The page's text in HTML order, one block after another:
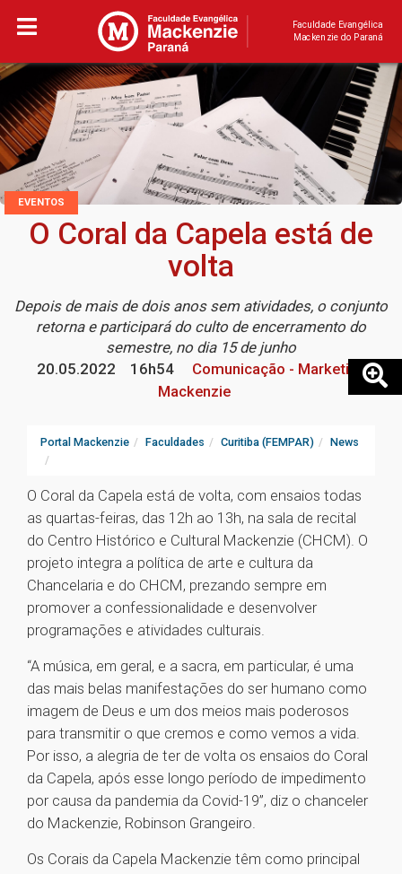
Faculdade Evangélica
Mackenzie do Paraná
EVENTOS
O Coral da Capela está de
volta
Depois de mais de dois anos sem atividades, o conjunto
retorna e participará do culto de encerramento do
semestre, no dia 15 de junho
20.05.2022
16h54
Comunicação - Marketing
Mackenzie
Portal Mackenzie Faculdades Curitiba (FEMPAR) News
O Coral da Capela está de volta, com ensaios todas
as quartas-feiras, das 12h ao 13h, na sala de recital
do Centro Histórico e Cultural Mackenzie (CHCM). O
projeto integra a política de arte e cultura da
Chancelaria e do CHCM, prezando sempre em
promover a confessionalidade e desenvolver
programações e atividades culturais.
“A música, em geral, e a sacra, em particular, é uma
das mais belas manifestações do ser humano como
imagem de Deus e um dos meios mais poderosos
para transmitir o que cremos e como vemos a vida.
Por isso, a alegria de ter de volta os ensaios do Coral
da Capela, após esse longo período de impedimento
por causa da pandemia da Covid-19”, diz o chanceler
do Mackenzie, Robinson Grangeiro.
Os Corais da Capela Mackenzie têm como principal